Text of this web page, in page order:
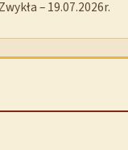
– 19.07.2026r.